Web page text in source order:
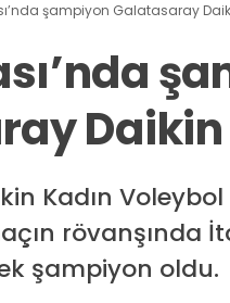
şampiyon Galatasaray
Daikin
Kadın Voleybol
rövanşında
şampiyon oldu.